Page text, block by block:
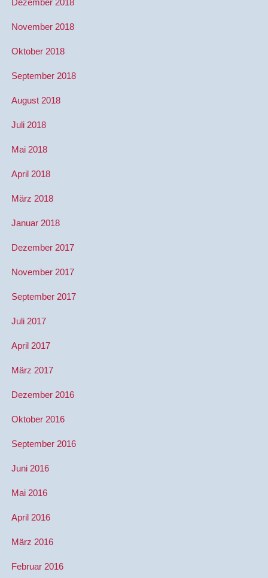
Dezember 2018
November 2018
Oktober 2018
September 2018
August 2018
Juli 2018
Mai 2018
April 2018
März 2018
Januar 2018
Dezember 2017
November 2017
September 2017
Juli 2017
April 2017
März 2017
Dezember 2016
Oktober 2016
September 2016
Juni 2016
Mai 2016
April 2016
März 2016
Februar 2016